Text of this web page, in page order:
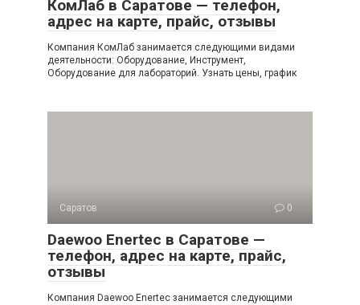
КомЛаб в Саратове — телефон,
адрес на карте, прайс, отзывы
Компания КомЛаб занимается следующими видами
деятельности: Оборудование, Инструмент,
Оборудование для лабораторий. Узнать цены, график
Саратов 0
Daewoo Enertec в Саратове —
телефон, адрес на карте, прайс,
отзывы
Компания Daewoo Enertec занимается следующими